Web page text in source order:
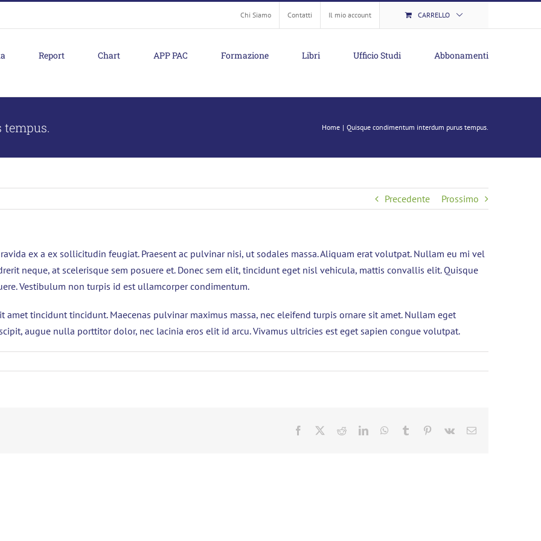
Chi Siamo Contatti Il mio account CARRELLO
Report Chart APP PAC Formazione Libri Ufficio Studi Abbonamenti
Home Quisque condimentum interdum purus tempus.
Precedente Prossimo
ex a ex sollicitudin feugiat. Praesent ac pulvinar nisi, ut sodales massa. Aliquam erat volutpat. Nullam eu mi vel
neque, at scelerisque sem posuere et. Donec sem elit, tincidunt eget nisl vehicula, mattis convallis elit. Quisque
Vestibulum non turpis id est ullamcorper condimentum.
tincidunt tincidunt. Maecenas pulvinar maximus massa, nec eleifend turpis ornare sit amet. Nullam eget
augue nulla porttitor dolor, nec lacinia eros elit id arcu. Vivamus ultricies est eget sapien congue volutpat.
Facebook RedditLinkedInWhatsApp
Tumblr Pinterest
Vk Email